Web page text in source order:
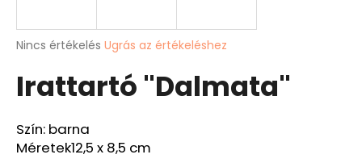
A
átlagos
értékelése
ből
0,0
csillag.
Nincs értékelés Ugrás az értékeléshez
Irattartó "Dalmata"
Szín: barna
Méretek12,5 x 8,5 cm
A
á
n
j
u